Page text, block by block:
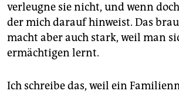
verleugne sie nicht, und wenn
der mich darauf hinweist. Das
macht aber auch stark, weil man
ermächtigen lernt.
Ich schreibe das, weil ein